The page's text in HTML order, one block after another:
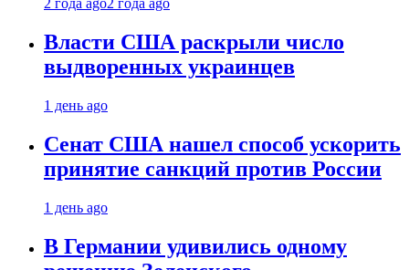
2 года ago2 года ago
Власти США раскрыли число
выдворенных украинцев
1 день ago
Сенат США нашел способ ускорить
принятие санкций против России
1 день ago
В Германии удивились одному